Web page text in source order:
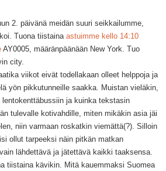
2. päivänä meidän suuri seikkailumme,
Tuona tiistaina astuimme kello 14:10
AY0005, määränpäänään New York. Tuo
city.
viikot eivät todellakaan olleet helppoja ja
yön pikkutunneille saakka. Muistan vieläkin,
ja kuinka tekstasin
tulevalle kotivahdille, miten mikäkin asia jäi
niin varmaan roskatkin viemättä(?). Silloin
ollut tarpeeksi näin pitkän matkan
lähdettävä ja jätettävä kaikki taaksensa.
tiistaina kävikin. Mitä kauemmaksi Suomea